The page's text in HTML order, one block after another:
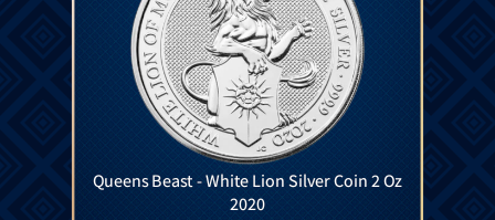
Queens Beast - White Lion Silver Coin 2 Oz
2020